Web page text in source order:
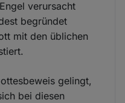
verursacht
begründet
mit den üblichen
gelingt,
bei diesen